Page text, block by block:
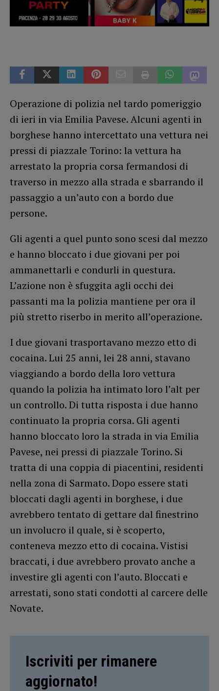
Operazione di polizia nel tardo pomeriggio
di ieri in via Emilia Pavese. Alcuni agenti in
borghese hanno intercettato una vettura nei
pressi di piazzale Torino: la vettura ha
arrestato la propria corsa fermandosi di
traverso in mezzo alla strada e sbarrando il
passaggio a un’auto con a bordo due
persone.
Gli agenti a quel punto sono scesi dal mezzo
e hanno bloccato i due giovani per poi
ammanettarli e condurli in questura.
L’azione non è sfuggita agli occhi dei
passanti ma la polizia mantiene per ora il
più stretto riserbo in merito all’operazione.
I due giovani trasportavano mezzo etto di
cocaina. Lui 25 anni, lei 28 anni, stavano
viaggiando a bordo della loro vettura
quando la polizia ha intimato loro l’alt per
un controllo. Di tutta risposta i due hanno
continuato la propria corsa. Gli agenti
hanno bloccato loro la strada in via Emilia
Pavese, nei pressi di piazzale Torino. Si
tratta di una coppia di piacentini, residenti
nella zona di Sarmato. Dopo essere stati
bloccati dagli agenti in borghese, i due
avrebbero tentato di gettare dal finestrino
un involucro il quale, si è scoperto,
conteneva mezzo etto di cocaina. Vistisi
braccati, i due avrebbero provato anche a
investire gli agenti con l’auto. Bloccati e
arrestati, sono stati condotti al carcere delle
Novate.
Iscriviti per rimanere
aggiornato!